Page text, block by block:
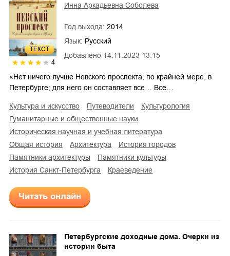
ТЕКСТ
4
Добавлено 14.11.2023 13:15
Инна Аркадьевна Соболева
Год выхода: 2014
Язык: Русский
«Нет ничего лучше Невского проспекта, по крайней мере, в
Петербурге; для него он составляет все… Все…
культура и искусство путеводители
культурология
гуманитарные и общественные науки
историческая научная и учебная литература
общая история
архитектура
история городов
памятники архитектуры
памятники культуры
история Санкт-Петербурга
краеведение
Читать онлайн
Петербургские доходные дома. Очерки из
истории быта